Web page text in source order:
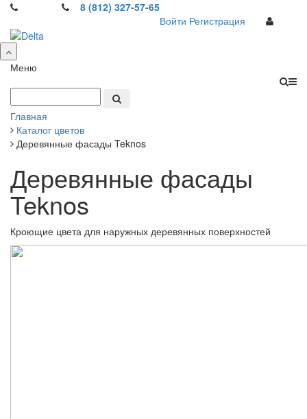
8 (812) 327-57-65
Войти Регистрация
Меню
Главная
Каталог цветов
Деревянные фасады Teknos
Деревянные фасады
Teknos
Кроющие цвета для наружных деревянных поверхностей